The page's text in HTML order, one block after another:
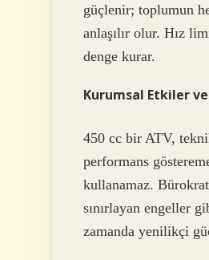
güçlenir; toplumun
anlaşılır olur. Hız
denge kurar.
Kurumsal Etkiler
450 cc bir ATV,
performans
kullanamaz.
sınırlayan engeller
zamanda yenilikçi